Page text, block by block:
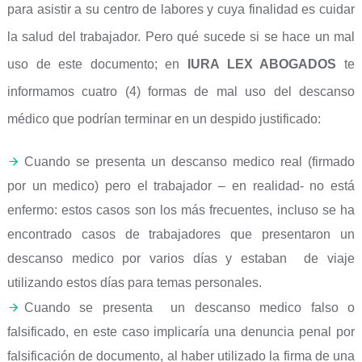
para asistir a su centro de labores y cuya finalidad es cuidar
la salud del trabajador. Pero qué sucede si se hace un mal
uso de este documento; en
IURA LEX ABOGADOS te
informamos cuatro (4) formas de mal uso del descanso
médico que podrían terminar en un despido justificado:
Cuando se presenta un descanso medico real (firmado
por un medico) pero el trabajador – en realidad- no está
enfermo: estos casos son los más frecuentes, incluso se ha
encontrado casos de trabajadores que presentaron un
descanso medico por varios días y estaban de viaje
utilizando estos días para temas personales.
Cuando se presenta un descanso medico falso o
falsificado, en este caso implicaría una denuncia penal por
falsificación de documento, al haber utilizado la firma de una